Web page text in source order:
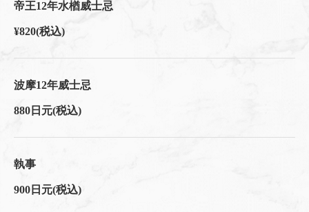
帝王12年水楢威士忌
¥820(税込)
波摩12年威士忌
880日元(税込)
執事
900日元(税込)